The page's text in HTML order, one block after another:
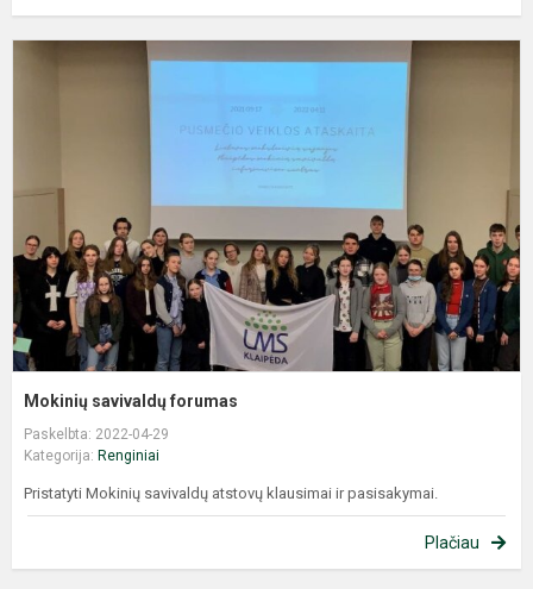
Mokinių savivaldų forumas
Paskelbta: 2022-04-29
Kategorija: Renginiai
Pristatyti Mokinių savivaldų atstovų klausimai ir pasisakymai.
Plačiau